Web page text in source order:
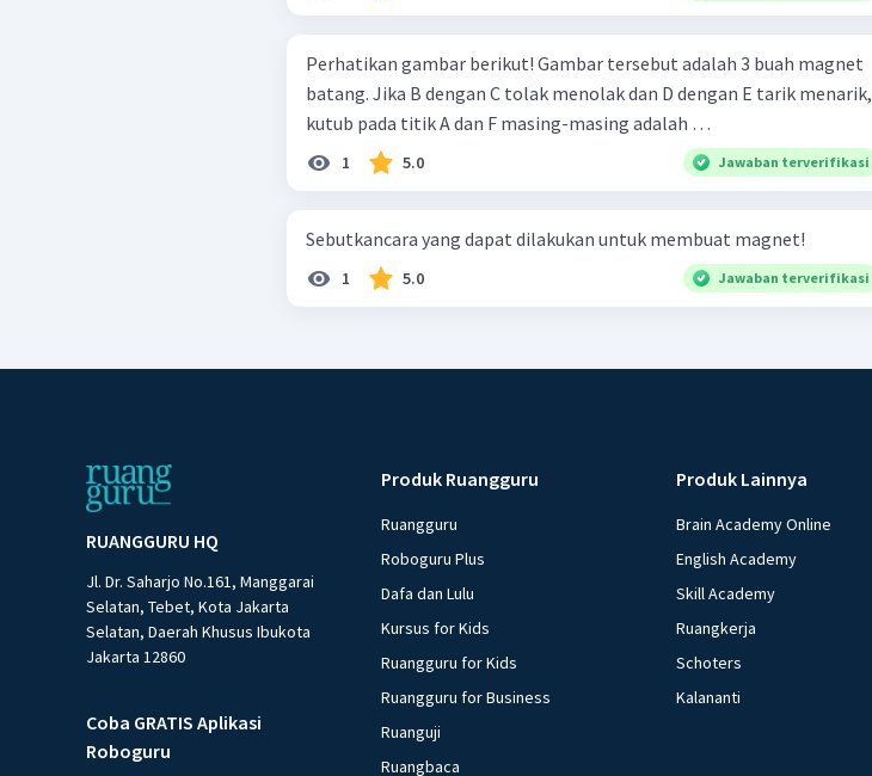
Perhatikan gambar berikut! Gambar tersebut adalah 3 buah magnet
batang. Jika B dengan C tolak menolak dan D dengan E tarik menarik,
kutub pada titik A dan F masing-masing adalah …
1 5.0 Jawaban terverifikasi
Sebutkancara yang dapat dilakukan untuk membuat magnet!
1 5.0 Jawaban terverifikasi
RUANGGURU HQ
Jl. Dr. Saharjo No.161, Manggarai
Selatan, Tebet, Kota Jakarta
Selatan, Daerah Khusus Ibukota
Jakarta 12860
Coba GRATIS Aplikasi
Roboguru
Produk Ruangguru
Ruangguru
Roboguru Plus
Dafa dan Lulu
Kursus for Kids
Ruangguru for Kids
Ruangguru for Business
Ruanguji
Ruangbaca
Produk Lainnya
Brain Academy Online
English Academy
Skill Academy
Ruangkerja
Schoters
Kalananti